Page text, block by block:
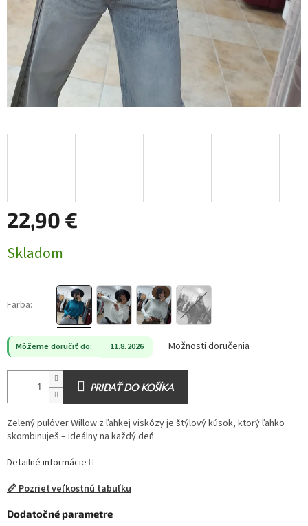
22,90 €
cena:
Skladom
Farba:
Môžeme doručiť do: 11.8.2026 Možnosti doručenia
PRIDAŤ DO KOŠÍKA
Zelený pulóver Willow z ľahkej viskózy je štýlový kúsok, ktorý ľahko
skombinuješ – ideálny na každý deň.
Detailné informácie
📏 Pozrieť veľkostnú tabuľku
Dodatočné parametre